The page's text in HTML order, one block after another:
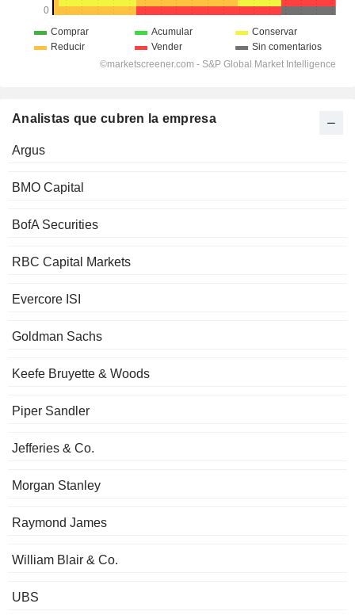
Analistas que cubren la empresa
Argus
BMO Capital
BofA Securities
RBC Capital Markets
Evercore ISI
Goldman Sachs
Keefe Bruyette & Woods
Piper Sandler
Jefferies & Co.
Morgan Stanley
Raymond James
William Blair & Co.
UBS